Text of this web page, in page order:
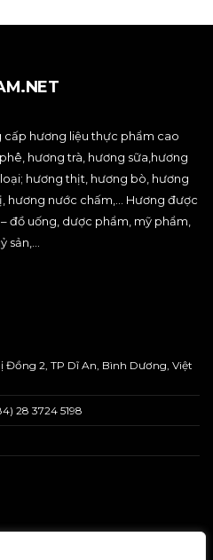
hương liệu thực phẩm cao
hương trà, hương sữa,hương
hương thịt, hương bò, hương
hương nước chấm,… Hương được
đồ uống, dược phẩm, mỹ phẩm,
sản,…
Đồng 2, TP Dĩ An, Bình Dương, Việt
28 3724 5198